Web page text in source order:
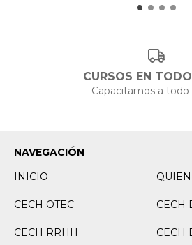
CURSOS EN
Capacitamos a todo
NAVEGACIÓN
INICIO
CECH OTEC CECH
CECH RRHH CECH